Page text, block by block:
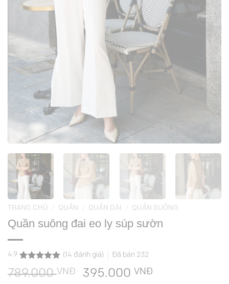
TRANG CHỦ QUẦN QUẦN DÀI QUẦN SUÔNG
Quần suông đai eo ly súp sườn
4.9
4.9
trên 5
dựa trên
14
(14 đánh giá) Đã bán 232
789.000VNĐ
Giá
395.000 VNĐ